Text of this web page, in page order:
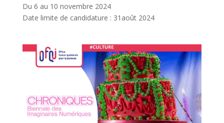
Du 6 au 10 novembre 2024
Date limite de candidature : 31août 2024